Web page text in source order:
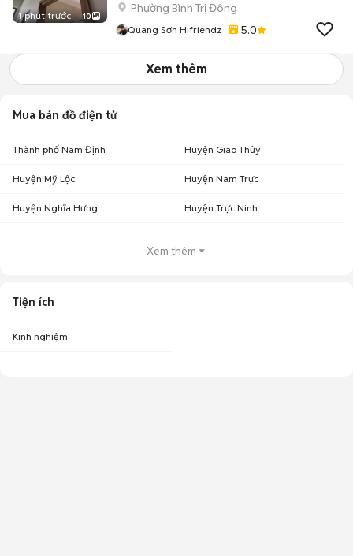
1 phút trước 10
Phường Bình Trị Đông
Quang Sơn Hifriendz 5.0
Xem thêm
Mua bán đồ điện tử
Thành phố Nam Định Huyện Giao Thủy
Huyện Mỹ Lộc Huyện Nam Trực
Huyện Nghĩa Hưng Huyện Trực Ninh
Xem thêm
Tiện ích
Kinh nghiệm